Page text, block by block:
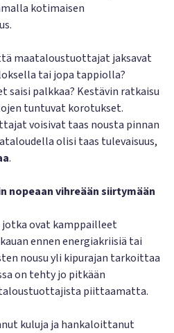
kotimaisen
maataloustuottajat jaksavat
tai jopa tappiolla?
saisi palkkaa? Kestävin ratkaisu
tuntuvat korotukset.
voisivat taas nousta pinnan
olisi taas tulevaisuus,
.
nopeaan vihreään siirtymään
jotka ovat kamppailleet
ennen energiakriisiä tai
nousu yli kipurajan tarkoittaa
on tehty jo pitkään
piittaamatta.
kuluja ja hankaloittanut